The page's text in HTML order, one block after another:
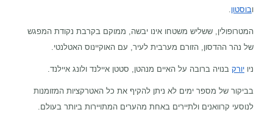
ובוסטון.
המטרופולין, ששליש משטחו אינו יבשה, ממוקם בקרבת נקודת המפגש
של נהר ההדסון, הזורם מערבית לעיר, עם האוקיינוס האטלנטי.
ניו יורק בנויה ברובה על האיים מנהטן, סטטן איילנד ולונג איילנד.
בביקור של מספר ימים לא ניתן להקיף את כל האטרקציות המזומנות
לנוסעי קרוואנים ולתיירים באחת מהערים המתויירות ביותר בעולם.